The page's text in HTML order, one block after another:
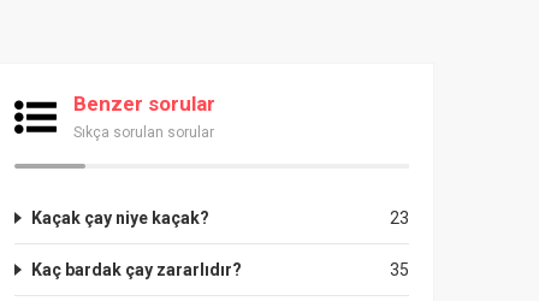
Benzer sorular
Sıkça sorulan sorular
23
Kaçak çay niye kaçak?
35
Kaç bardak çay zararlıdır?